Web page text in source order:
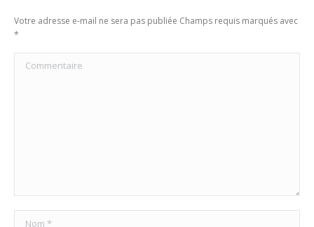
Votre adresse e-mail ne sera pas publiée Champs requis marqués avec
*
Commentaire
Nom *